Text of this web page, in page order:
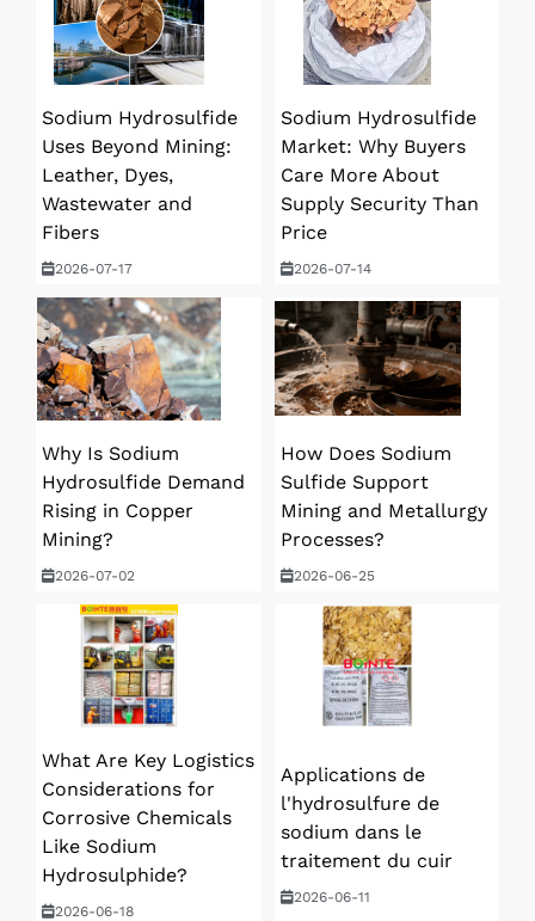
Sodium Hydrosulfide
Uses Beyond Mining:
Leather, Dyes,
Wastewater and
Fibers
2026-07-17
Sodium Hydrosulfide
Market: Why Buyers
Care More About
Supply Security Than
Price
2026-07-14
Why Is Sodium
Hydrosulfide Demand
Rising in Copper
Mining?
2026-07-02
How Does Sodium
Sulfide Support
Mining and Metallurgy
Processes?
2026-06-25
What Are Key Logistics
Considerations for
Corrosive Chemicals
Like Sodium
Hydrosulphide?
2026-06-18
Applications de
l'hydrosulfure de
sodium dans le
traitement du cuir
2026-06-11